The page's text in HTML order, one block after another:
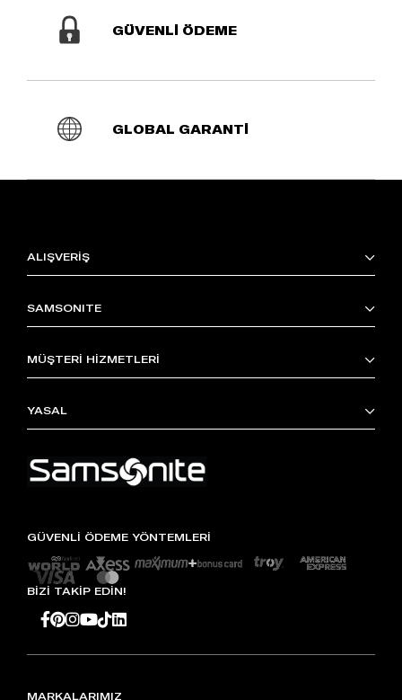
GÜVENLİ ÖDEME
GLOBAL GARANTİ
ALIŞVERİŞ
SAMSONITE
MÜŞTERİ HİZMETLERİ
YASAL
GÜVENLİ ÖDEME YÖNTEMLERİ
BİZİ TAKİP EDİN!
MARKALARIMIZ